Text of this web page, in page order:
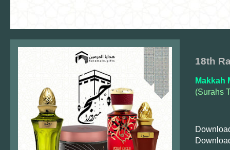
18th
Makkah
(Surahs